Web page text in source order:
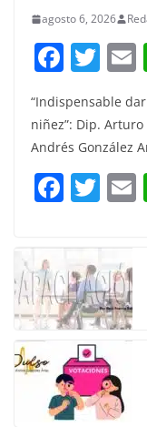
agosto 6, 2026
F
c
e
b
o
k
T
w
itt
er l
“Indispensable
niñez”: Dip.
Andrés González
F
c
e
b
o
o
k
T
itt
er